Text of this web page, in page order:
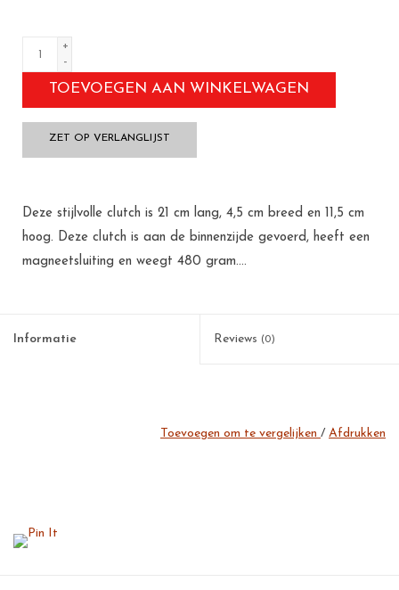
+
-
TOEVOEGEN AAN WINKELWAGEN
ZET OP VERLANGLIJST
Deze stijlvolle clutch is 21 cm lang, 4,5 cm breed en 11,5 cm
hoog. Deze clutch is aan de binnenzijde gevoerd, heeft een
magneetsluiting en weegt 480 gram....
Informatie Reviews (0)
Toevoegen om te vergelijken / Afdrukken